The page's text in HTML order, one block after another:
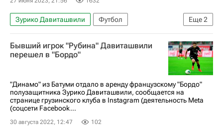
Еще2
Зурико Давиташвили
Футбол
Саба Сазонов
Лука Гагнидзе
Бывший игрок "Рубина" Давиташвили
перешел в "Бордо"
"Динамо" из Батуми отдало в аренду французскому "Бордо"
полузащитника Зурико Давиташвили, сообщается на
странице грузинского клуба в Instagram (деятельность Meta
(соцсети Facebook...
30 августа 2022, 12:47 102